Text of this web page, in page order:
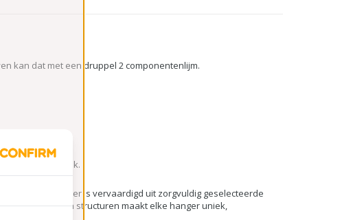
kan dat met een druppel 2 componentenlijm.
door gebruik.
Elke hanger is vervaardigd uit zorgvuldig geselecteerde
aan kleuren en structuren maakt elke hanger uniek,